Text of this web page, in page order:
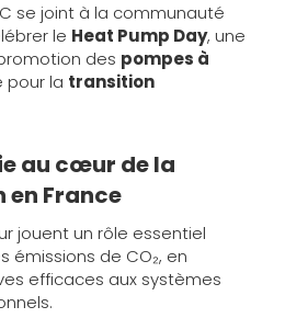
se joint à la communauté
le Heat Pump Day, une
des pompes à
pour la transition
au cœur de la
France
jouent un rôle essentiel
émissions de CO₂, en
efficaces aux systèmes